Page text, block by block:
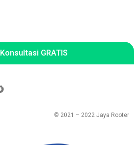
Konsultasi GRATIS
© 2021 – 2022 Jaya Rooter